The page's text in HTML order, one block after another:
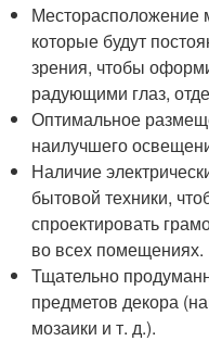
Месторасположение
которые будут
зрения, чтобы
радующими глаз,
Оптимальное
наилучшего
Наличие
бытовой техники,
спроектировать
во всех помещениях.
Тщательно
предметов декора
мозаики и т. д.).